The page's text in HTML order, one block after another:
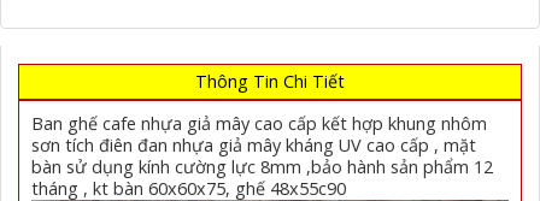
Thông Tin Chi Tiết
Ban ghế cafe nhựa giả mây cao cấp kết hợp khung nhôm
sơn tích điên đan nhựa giả mây kháng UV cao cấp , mặt
bàn sử dụng kính cường lực 8mm ,bảo hành sản phẩm 12
tháng , kt bàn 60x60x75, ghế 48x55c90